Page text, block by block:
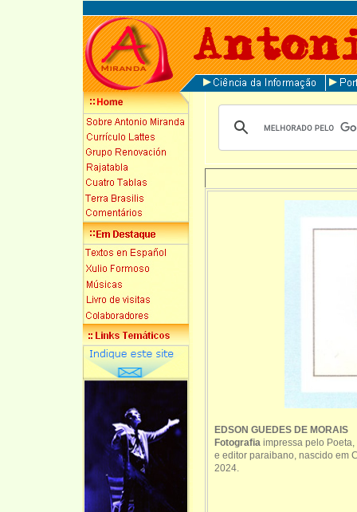
EDSON GUEDES DE MORAIS
Fotografia impressa pelo
e editor paraibano, nascido em
2024.